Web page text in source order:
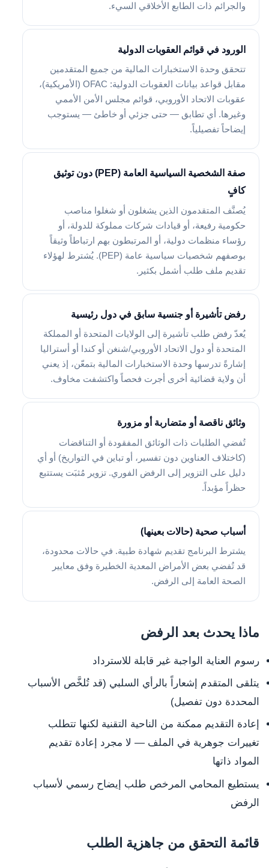
والجرائم ذات الطابع الأخلاقي السيء.
الورود في قوائم العقوبات الدولية
تتحقق وحدة الاستخبارات المالية من جميع المتقدمين
مقابل قواعد بيانات العقوبات الدولية: OFAC (الأمريكية)،
عقوبات الاتحاد الأوروبي، قوائم مجلس الأمن الأممي
وغيرها. أي تطابق — حتى جزئي أو خاطئ — يستوجب
إيضاحاً تفصيلياً.
صفة الشخصية السياسية العامة (PEP) دون توثيق
كافٍ
يُصنَّف المتقدمون الذين يشغلون أو شغلوا مناصب
حكومية رفيعة، أو قيادات شركات مملوكة للدولة، أو
رؤساء منظمات دولية، أو المرتبطون بهم ارتباطاً وثيقاً
بوصفهم شخصيات سياسية عامة (PEP). يُشترط لهؤلاء
تقديم ملف طلب أشمل بكثير.
رفض تأشيرة أو جنسية سابق في دول رئيسية
يُعدّ رفض طلب تأشيرة إلى الولايات المتحدة أو المملكة
المتحدة أو دول الاتحاد الأوروبي/شنغن أو كندا أو أستراليا
إشارةً تدرسها وحدة الاستخبارات المالية بتمعّن، إذ يعني
أن ولاية قضائية أخرى أجرت فحصاً واكتشفت مخاوف.
وثائق ناقصة أو متضاربة أو مزورة
تُفضي الطلبات ذات الوثائق المفقودة أو التناقضات
(كاختلاف العناوين دون تفسير، أو تباين في التواريخ) أو أي
دليل على التزوير إلى الرفض الفوري. تزوير مُثبَت يستتبع
حظراً مؤبداً.
أسباب صحية (حالات بعينها)
يشترط البرنامج تقديم شهادة طبية. في حالات محدودة،
قد تُفضي بعض الأمراض المعدية الخطيرة وفق معايير
الصحة العامة إلى الرفض.
ماذا يحدث بعد الرفض
رسوم العناية الواجبة غير قابلة للاسترداد
يتلقى المتقدم إشعاراً بالرأي السلبي (قد تُلخَّص الأسباب
المحددة دون تفصيل)
إعادة التقديم ممكنة من الناحية التقنية لكنها تتطلب
تغييرات جوهرية في الملف — لا مجرد إعادة تقديم
المواد ذاتها
يستطيع المحامي المرخص طلب إيضاح رسمي لأسباب
الرفض
قائمة التحقق من جاهزية الطلب